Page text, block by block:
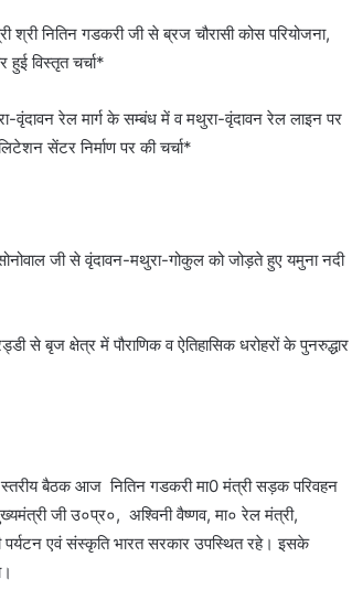
श्री नितिन गडकरी जी से ब्रज चौरासी कोस परियोजना,
विस्तृत चर्चा*
वृंदावन रेल मार्ग के सम्बंध में व मथुरा-वृंदावन रेल लाइन पर
सेंटर निर्माण पर की चर्चा*
जी से वृंदावन-मथुरा-गोकुल को जोड़ते हुए यमुना नदी
से बृज क्षेत्र में पौराणिक व ऐतिहासिक धरोहरों के पुनरुद्धार
स्तरीय बैठक आज नितिन गडकरी मा0 मंत्री सड़क परिवहन
जी उ०प्र०, अश्विनी वैष्णव, मा० रेल मंत्री,
पर्यटन एवं संस्कृति भारत सरकार उपस्थित रहे। इसके